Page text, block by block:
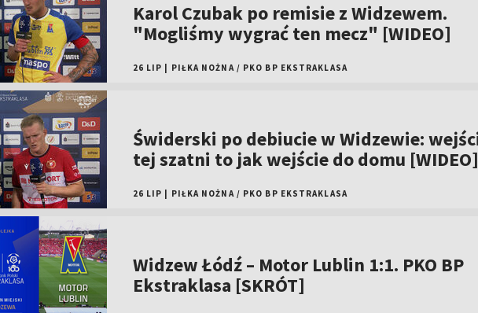
Karol Czubak po remisie z Widzewem.
"Mogliśmy wygrać ten mecz" [WIDEO]
26 LIP PIŁKA NOŻNA / PKO BP EKSTRAKLASA
Świderski po debiucie w Widzewie:
tej szatni to jak wejście do domu [WIDEO]
26 LIP PIŁKA NOŻNA / PKO BP EKSTRAKLASA
Widzew Łódź – Motor Lublin 1:1. PKO BP
Ekstraklasa [SKRÓT]